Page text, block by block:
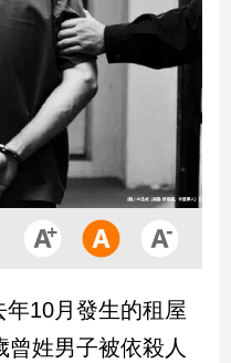
10月發生的租屋
曾姓男子被依殺人